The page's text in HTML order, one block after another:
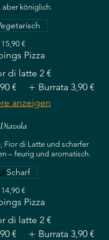
aber königlich.
15,90 €
Pizza
di latte 2 €
€ Burrata 3,90 €
anzeigen
Diavola
Fior di Latte und scharfer
– feurig und aromatisch.
14,90 €
Scharf
Pizza
di latte 2 €
€ Burrata 3,90 €